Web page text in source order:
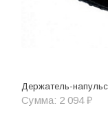
Держатель-
Сумма: 2 094 ₽